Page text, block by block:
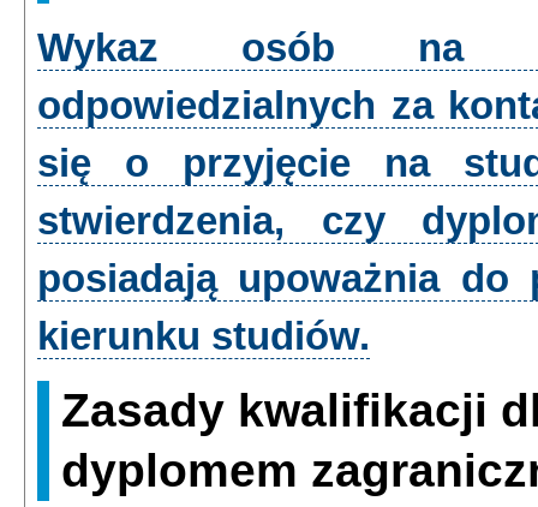
Wykaz osób na
odpowiedzialnych za
się o przyjęcie na
stwierdzenia, czy
posiadają upoważnia
kierunku studiów.
Zasady kwalifikacji
dyplomem